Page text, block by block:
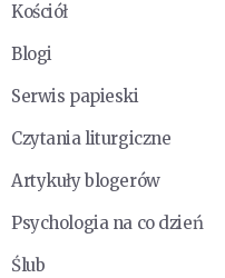
Kościół
Blogi
Serwis papieski
Czytania liturgiczne
Artykuły blogerów
Psychologia na co dzień
Ślub